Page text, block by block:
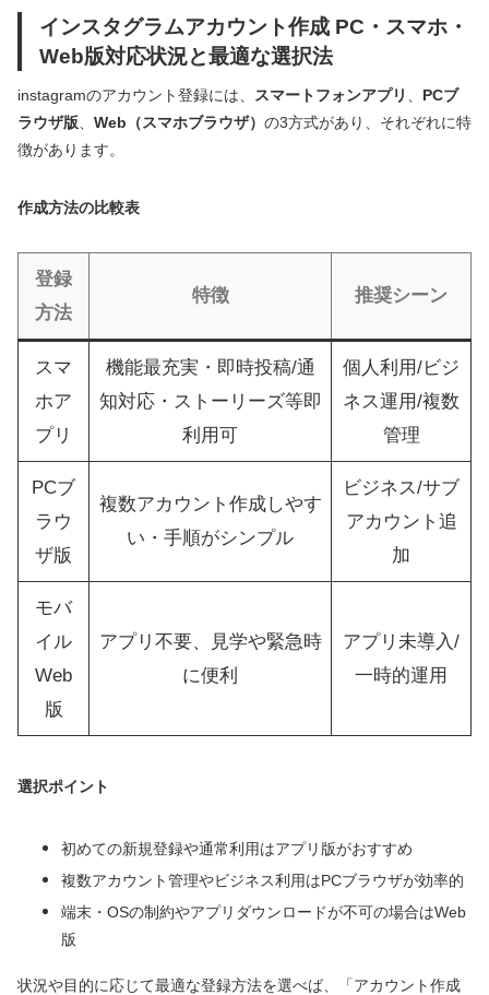
インスタグラムアカウント作成 PC・スマホ・
Web版対応状況と最適な選択法
instagramのアカウント登録には、 スマートフォンアプリ
PCブ
ラウザ版
Web（スマホブラウザ） の3方式があり、それぞれに特
徴があります。
作成方法の比較表
登録
方法
特徴 推奨シーン
スマ
ホア
プリ
機能最充実・即時投稿/通
知対応・ストーリーズ等即
利用可
個人利用/ビジ
ネス運用/複数
管理
PCブ
ラウ
ザ版
複数アカウント作成しやす
い・手順がシンプル
ビジネス/サブ
アカウント追
加
モバ
イル
Web
版
アプリ不要、見学や緊急時
に便利
アプリ未導入/
一時的運用
選択ポイント
初めての新規登録や通常利用はアプリ版がおすすめ
複数アカウント管理やビジネス利用はPCブラウザが効率的
端末・OSの制約やアプリダウンロードが不可の場合はWeb
版
状況や目的に応じて最適な登録方法を選べば、「アカウント作成